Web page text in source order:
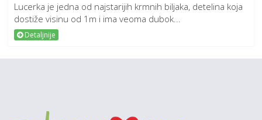
Lucerka je jedna od najstarijih krmnih biljaka, detelina koja
dostiže visinu od 1m i ima veoma dubok...
Detaljnije